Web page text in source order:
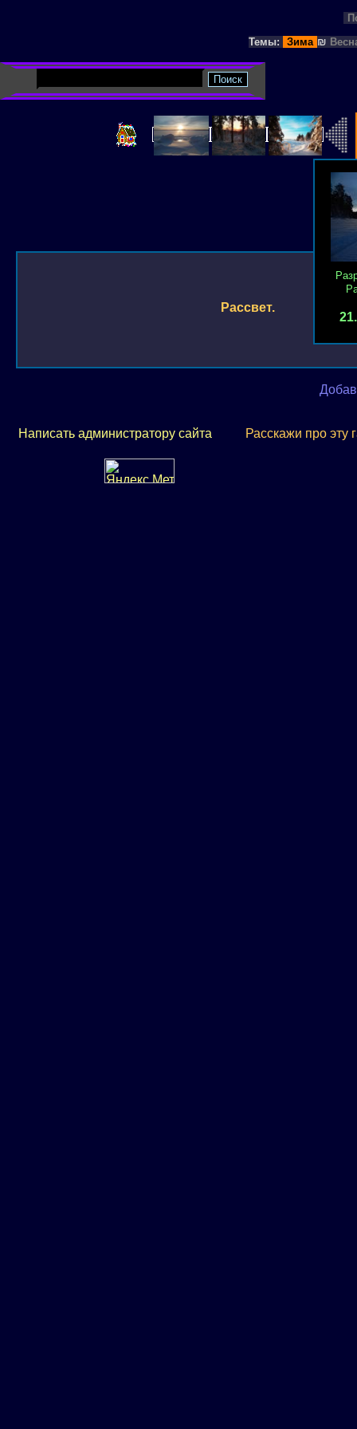
Темы:
Зима ₪
Рассвет.
Написать администратору сайта Расскажи про эту